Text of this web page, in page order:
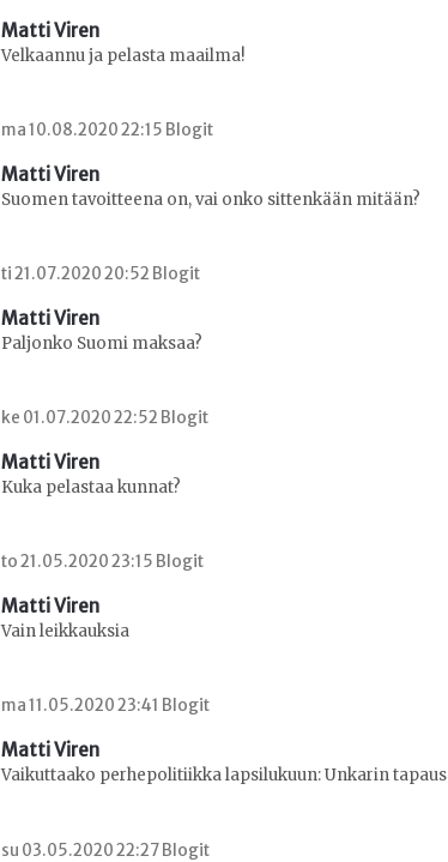
Matti Viren
Velkaannu ja pelasta maailma!
ma 10.08.2020 22:15 Blogit
Matti Viren
Suomen tavoitteena on, vai onko sittenkään mitään?
ti 21.07.2020 20:52 Blogit
Matti Viren
Paljonko Suomi maksaa?
ke 01.07.2020 22:52 Blogit
Matti Viren
Kuka pelastaa kunnat?
to 21.05.2020 23:15 Blogit
Matti Viren
Vain leikkauksia
ma 11.05.2020 23:41 Blogit
Matti Viren
Vaikuttaako perhepolitiikka lapsilukuun: Unkarin tapaus
su 03.05.2020 22:27 Blogit